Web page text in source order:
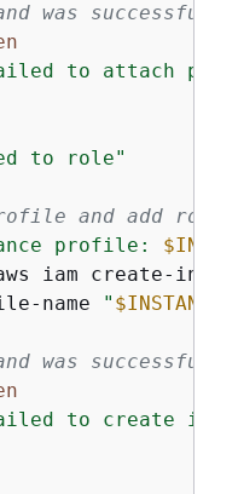
was successful
to attach
to role"
and add
profile:
iam create-
name
"
was successful
to create